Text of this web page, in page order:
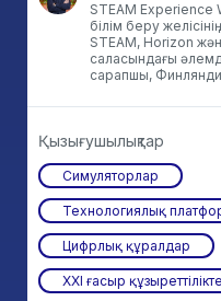
STEAM Experience
білім беру
STEAM, Horizon
саласындағы
сарапшы,
Қызығушылықтар
Симуляторлар
Технологиялық
Цифрлық құралдар
ХХІ ғасыр